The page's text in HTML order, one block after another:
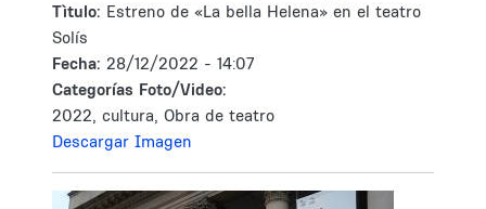
Tìtulo: Estreno de «La bella Helena» en el teatro
Solís
Fecha: 28/12/2022 - 14:07
Categorías Foto/Video:
2022, cultura, Obra de teatro
Descargar Imagen